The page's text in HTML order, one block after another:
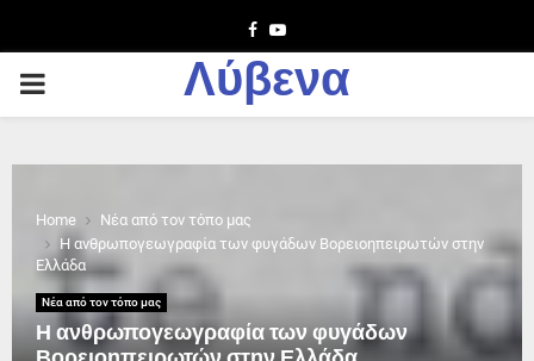
Facebook
Youtube
PRIMARY
Λύβενα
Home
Νέα από τον τόπο μας
Η ανθρωπογεωγραφία των φυγάδων Βορειοηπειρωτών στην
Ελλάδα
Νέα από τον τόπο μας
Η ανθρωπογεωγραφία των φυγάδων